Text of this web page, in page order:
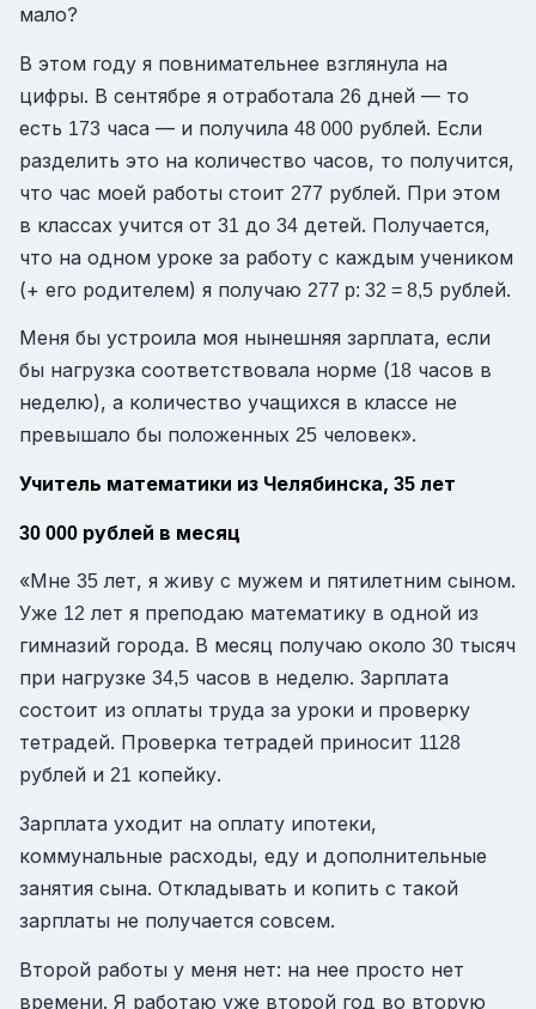
мало?
В этом году я повнимательнее взглянула на
цифры. В сентябре я отработала 26 дней — то
есть 173 часа — и получила 48 000 рублей. Если
разделить это на количество часов, то получится,
что час моей работы стоит 277 рублей. При этом
в классах учится от 31 до 34 детей. Получается,
что на одном уроке за работу с каждым учеником
(+ его родителем) я получаю 277 р: 32 = 8,5 рублей.
Меня бы устроила моя нынешняя зарплата, если
бы нагрузка соответствовала норме (18 часов в
неделю), а количество учащихся в классе не
превышало бы положенных 25 человек».
Учитель математики из Челябинска, 35 лет
30 000 рублей в месяц
«Мне 35 лет, я живу с мужем и пятилетним сыном.
Уже 12 лет я преподаю математику в одной из
гимназий города. В месяц получаю около 30 тысяч
при нагрузке 34,5 часов в неделю. Зарплата
состоит из оплаты труда за уроки и проверку
тетрадей. Проверка тетрадей приносит 1128
рублей и 21 копейку.
Зарплата уходит на оплату ипотеки,
коммунальные расходы, еду и дополнительные
занятия сына. Откладывать и копить с такой
зарплаты не получается совсем.
Второй работы у меня нет: на нее просто нет
времени. Я работаю уже второй год во вторую